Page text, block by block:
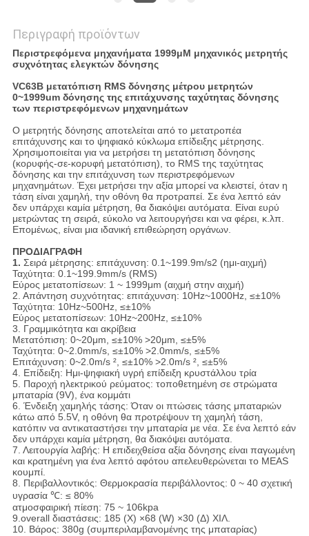
Περιγραφή προϊόντων
Περιστρεφόμενα μηχανήματα 1999μM μηχανικός μετρητής
συχνότητας ελεγκτών δόνησης
VC63B μετατόπιση RMS δόνησης μέτρου μετρητών
0~1999um δόνησης της επιτάχυνσης ταχύτητας δόνησης
των περιστρεφόμενων μηχανημάτων
Ο μετρητής δόνησης αποτελείται από το μετατροπέα
επιτάχυνσης και το ψηφιακό κύκλωμα επίδειξης μέτρησης.
Χρησιμοποιείται για να μετρήσει τη μετατόπιση δόνησης
(κορυφής-σε-κορυφή μετατόπιση), το RMS της ταχύτητας
δόνησης και την επιτάχυνση των περιστρεφόμενων
μηχανημάτων. Έχει μετρήσει την αξία μπορεί να κλειστεί, όταν η
τάση είναι χαμηλή, την οθόνη θα προτραπεί. Σε ένα λεπτό εάν
δεν υπάρχει καμία μέτρηση, θα διακόψει αυτόματα. Είναι ευρύ
μετρώντας τη σειρά, εύκολο να λειτουργήσει και να φέρει, κ.λπ.
Επομένως, είναι μια ιδανική επιθεώρηση οργάνων.
ΠΡΟΔΙΑΓΡΑΦΗ
1. Σειρά μέτρησης: επιτάχυνση: 0.1~199.9m/s2 (ημι-αιχμή)
Ταχύτητα: 0.1~199.9mm/s (RMS)
Εύρος μετατοπίσεων: 1 ~ 1999μm (αιχμή στην αιχμή)
2. Απάντηση συχνότητας: επιτάχυνση: 10Hz~1000Hz, ≤±10%
Ταχύτητα: 10Hz~500Hz, ≤±10%
Εύρος μετατοπίσεων: 10Hz~200Hz, ≤±10%
3. Γραμμικότητα και ακρίβεια
Μετατόπιση: 0~20μm, ≤±10% >20μm, ≤±5%
Ταχύτητα: 0~2.0mm/s, ≤±10% >2.0mm/s, ≤±5%
Επιτάχυνση: 0~2.0m/s ², ≤±10% >2.0m/s ², ≤±5%
4. Επίδειξη: Ημι-ψηφιακή υγρή επίδειξη κρυστάλλου τρία
5. Παροχή ηλεκτρικού ρεύματος: τοποθετημένη σε στρώματα
μπαταρία (9V), ένα κομμάτι
6. Ένδειξη χαμηλής τάσης: Όταν οι πτώσεις τάσης μπαταριών
κάτω από 5.5V, η οθόνη θα προτρέψουν τη χαμηλή τάση,
κατόπιν να αντικαταστήσει την μπαταρία με νέα. Σε ένα λεπτό εάν
δεν υπάρχει καμία μέτρηση, θα διακόψει αυτόματα.
7. Λειτουργία λαβής: Η επιδειχθείσα αξία δόνησης είναι παγωμένη
και κρατημένη για ένα λεπτό αφότου απελευθερώνεται το MEAS
κουμπί.
8. Περιβαλλοντικός: Θερμοκρασία περιβάλλοντος: 0 ~ 40 σχετική
υγρασία ℃: ≤ 80%
ατμοσφαιρική πίεση: 75 ~ 106kpa
9.overall διαστάσεις: 185 (Χ) ×68 (W) ×30 (Δ) ΧΙΛ.
10. Βάρος: 380g (συμπεριλαμβανομένης της μπαταρίας)